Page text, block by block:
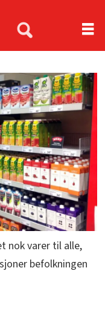
nok varer til alle,
befolkningen